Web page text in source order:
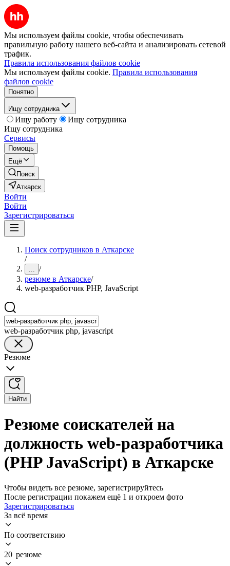
Мы используем файлы cookie, чтобы обеспечивать
правильную работу нашего веб-сайта и анализировать сетевой
трафик.
Правила использования файлов cookie
Мы используем файлы cookie. Правила использования
файлов cookie
Понятно
Ищу сотрудника
Ищу работу
Ищу сотрудника
Ищу сотрудника
Сервисы
Помощь
Ещё
Поиск
Аткарск
Войти
Войти
Зарегистрироваться
Поиск сотрудников в Аткарске
/
... /
резюме в Аткарске/
web-разработчик PHP, JavaScript
web-разработчик php, javascript
Резюме
Найти
Резюме соискателей на
должность web-разработчика
(PHP JavaScript) в Аткарске
Чтобы видеть все резюме, зарегистрируйтесь
После регистрации покажем ещё 1 и откроем фото
Зарегистрироваться
За всё время
По соответствию
20 резюме